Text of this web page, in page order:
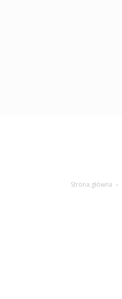
Strona główna